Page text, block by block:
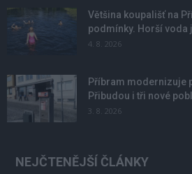
Většina koupališť na
podmínky. Horší voda
4. 8. 2026
Příbram modernizuje
Přibudou i tři nové
3. 8. 2026
NEJČTENĚJŠÍ ČLÁNKY